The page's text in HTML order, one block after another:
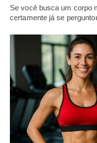
Se você busca um corpo
certamente já se